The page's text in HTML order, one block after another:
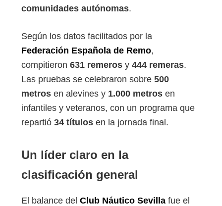
comunidades autónomas.
Según los datos facilitados por la
Federación Española de Remo,
compitieron 631 remeros y 444 remeras.
Las pruebas se celebraron sobre 500
metros en alevines y 1.000 metros en
infantiles y veteranos, con un programa que
repartió 34 títulos en la jornada final.
Un líder claro en la
clasificación general
El balance del Club Náutico Sevilla fue el